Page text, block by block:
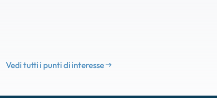
Vedi tutti i punti di interesse